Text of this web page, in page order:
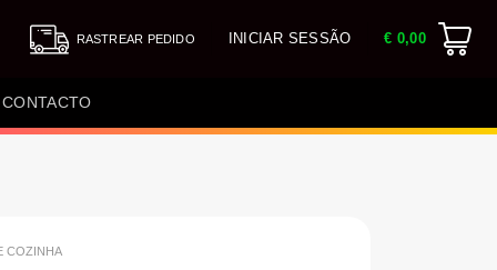
RASTREAR PEDIDO INICIAR SESSÃO € 0,00
CONTACTO
COZINHA